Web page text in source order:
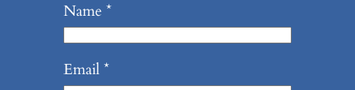
Name *
Email*